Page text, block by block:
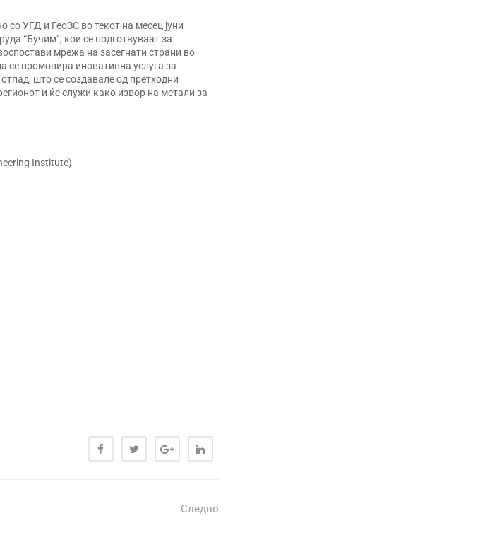
со УГД и ГеоЗС во текот на месец јуни
“Бучим”, кои се подготвуваат за
мрежа на засегнати страни во
се промовира иновативна услуга за
што се создавале од претходни
и ќе служи како извор на метали за
Institute)
Следно